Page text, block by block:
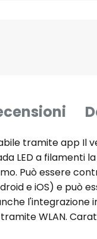
tramite app Il
LED a filamenti
Può essere
e iOS) e può
l'integrazione
WLAN.
bianco caldo 1.800